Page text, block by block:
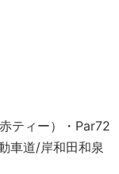
ティー）・Par72
道/岸和田和泉